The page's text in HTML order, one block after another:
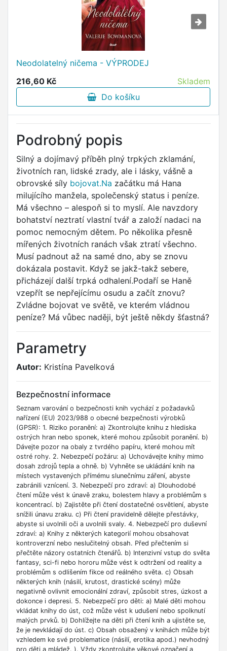
Neodolatelný ničema - VÝPRODEJ
216,60 Kč
Skladem
Do košíku
Podrobný popis
Silný a dojímavý příběh plný trpkých zklamání,
životních ran, lidské zrady, ale i lásky, vášně a
obrovské síly bojovat.Na začátku má Hana
milujícího manžela, společenský status i peníze.
Má všechno – alespoň si to myslí. Ale navzdory
bohatství neztratí vlastní tvář a založí nadaci na
pomoc nemocným dětem. Po několika přesně
mířených životních ranách však ztratí všechno.
Musí padnout až na samé dno, aby se znovu
dokázala postavit. Když se jakž-takž sebere,
přicházejí další trpká odhalení.Podaří se Haně
vzepřít se nepřejícímu osudu a začít znovu?
Zvládne bojovat ve světě, ve kterém vládnou
peníze? Má vůbec naději, být ještě někdy šťastná?
Parametry
Autor: Kristína Pavelková
Bezpečnostní informace
Seznam varování o bezpečnosti knih vychází z požadavků
nařízení (EU) 2023/988 o obecné bezpečnosti výrobků
(GPSR): 1. Riziko poranění: a) Zkontrolujte knihu z hlediska
ostrých hran nebo sponek, které mohou způsobit poranění. b)
Dávejte pozor na obaly z tvrdého papíru, které mohou mít
ostré rohy. 2. Nebezpečí požáru: a) Uchovávejte knihy mimo
dosah zdrojů tepla a ohně. b) Vyhněte se ukládání knih na
místech vystavených přímému slunečnímu záření, abyste
zabránili vznícení. 3. Nebezpečí pro zdraví: a) Dlouhodobé
čtení může vést k únavě zraku, bolestem hlavy a problémům s
koncentrací. b) Zajistěte při čtení dostatečné osvětlení, abyste
snížili únavu zraku. c) Při čtení pravidelně dělejte přestávky,
abyste si uvolnili oči a uvolnili svaly. 4. Nebezpečí pro duševní
zdraví: a) Knihy z některých kategorií mohou obsahovat
kontroverzní nebo neslučitelný obsah. Před přečtením si
přečtěte názory ostatních čtenářů. b) Intenzivní vstup do světa
fantasy, sci-fi nebo hororu může vést k odtržení od reality a
problémům s odlišením fikce od reálného světa. c) Obsah
některých knih (násilí, krutost, drastické scény) může
negativně ovlivnit emocionální zdraví, způsobit stres, úzkost a
dokonce i depresi. 5. Nebezpečí pro děti: a) Malé děti mohou
vkládat knihy do úst, což může vést k udušení nebo spolknutí
malých prvků. b) Dohlížejte na děti při čtení knih a ujistěte se,
že je nevkládají do úst. c) Obsah obsažený v knihách může být
vzhledem ke své problematice (násilí, erotika apod.) nevhodný
pro děti a mládež. ). Vždy zkontrolujte věkové označení a